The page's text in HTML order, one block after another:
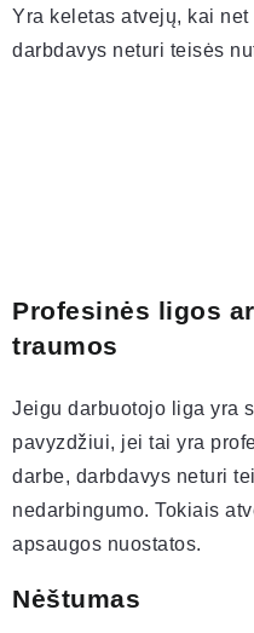
Yra keletas atvejų, kai
darbdavys neturi teisės
Profesinės ligos
traumos
Jeigu darbuotojo liga yra
pavyzdžiui, jei tai yra
darbe, darbdavys neturi
nedarbingumo. Tokiais
apsaugos nuostatos.
Nėštumas